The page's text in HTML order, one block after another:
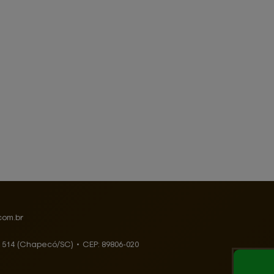
(Chapecó/SC) • CEP: 89806-020